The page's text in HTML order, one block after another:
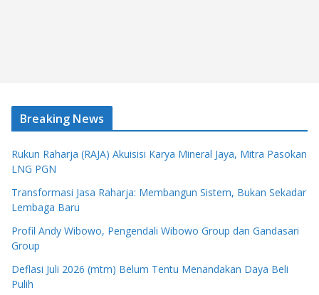
Breaking News
Rukun Raharja (RAJA) Akuisisi Karya Mineral Jaya, Mitra Pasokan
LNG PGN
Transformasi Jasa Raharja: Membangun Sistem, Bukan Sekadar
Lembaga Baru
Profil Andy Wibowo, Pengendali Wibowo Group dan Gandasari
Group
Deflasi Juli 2026 (mtm) Belum Tentu Menandakan Daya Beli
Pulih